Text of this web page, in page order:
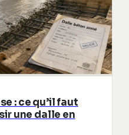
: ce qu’il faut
une dalle en